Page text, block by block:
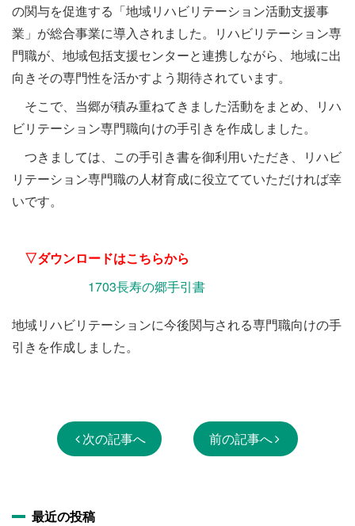
の関与を促進する「地域リハビリテーション活動支援事
業」が総合事業に導入されました。リハビリテーション専
門職が、地域包括支援センターと連携しながら、地域に出
向きその専門性を活かすよう期待されています。
そこで、当郷が積み重ねてきました活動をまとめ、リハ
ビリテーション専門職向けの手引きを作成しました。
つきましては、この手引き書を御利用いただき、リハビ
リテーション専門職の人材育成に役立てていただければ幸
いです。
▽ダウンロードはこちらから
1703長寿の郷手引書
地域リハビリテーションに今後関与される専門職向けの手
引きを作成しました。
次の記事へ 前の記事へ
最近の投稿